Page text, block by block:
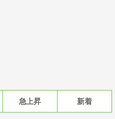
急上昇 新着